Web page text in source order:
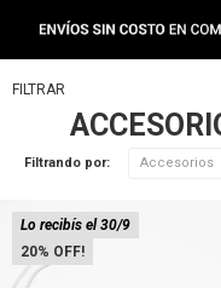
Filtrando por: Accesorios
20
Lo recibís el 30/9